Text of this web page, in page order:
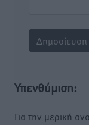
Υπενθύμιση:
Για την μερική